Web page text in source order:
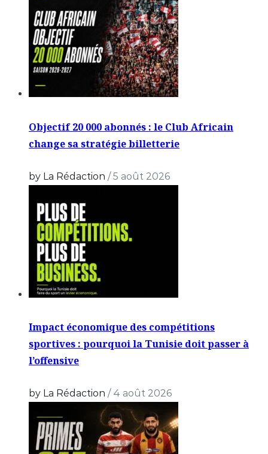
Objectif 20 000 abonnés : le Club Africain
change sa stratégie billetterie
by La Rédaction /5 août 2026
Impact économique des compétitions
sportives : pourquoi la Tunisie doit passer à
l’offensive
by La Rédaction / 4 août 2026